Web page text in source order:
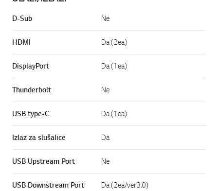
D-Sub Ne
HDMI Da (2ea)
DisplayPort Da (1ea)
Thunderbolt Ne
USB type-C Da (1ea)
Izlaz za slušalice Da
USB Upstream Port Ne
USB Downstream Port Da (2ea/ver3.0)